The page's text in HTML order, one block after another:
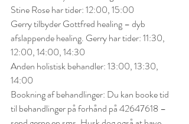
Stine Rose har tider: 12:00, 15:00
Gerry tilbyder Gottfred healing – dyb
afslappende healing. Gerry har tider: 11:30,
12:00, 14:00, 14:30
Anden holistisk behandler: 13:00, 13:30,
14:00
Bookning af behandlinger: Du kan booke tid
til behandlinger på forhånd på 42647618 –